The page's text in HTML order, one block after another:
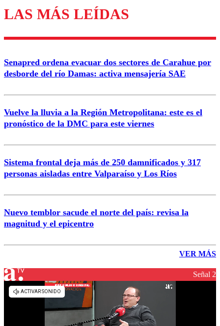
Enviar comentario
LAS MÁS LEÍDAS
Senapred ordena evacuar dos sectores de Carahue por
desborde del río Damas: activa mensajería SAE
Vuelve la lluvia a la Región Metropolitana: este es el
pronóstico de la DMC para este viernes
Sistema frontal deja más de 250 damnificados y 317
personas aisladas entre Valparaíso y Los Ríos
Nuevo temblor sacude el norte del país: revisa la
magnitud y el epicentro
VER MÁS
Señal 2